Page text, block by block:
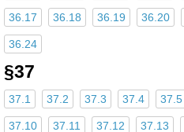
36.17 36.18 36.19 36.20
36.24
§37
37.1 37.2 37.3 37.4 37.5
37.10 37.11 37.12 37.13